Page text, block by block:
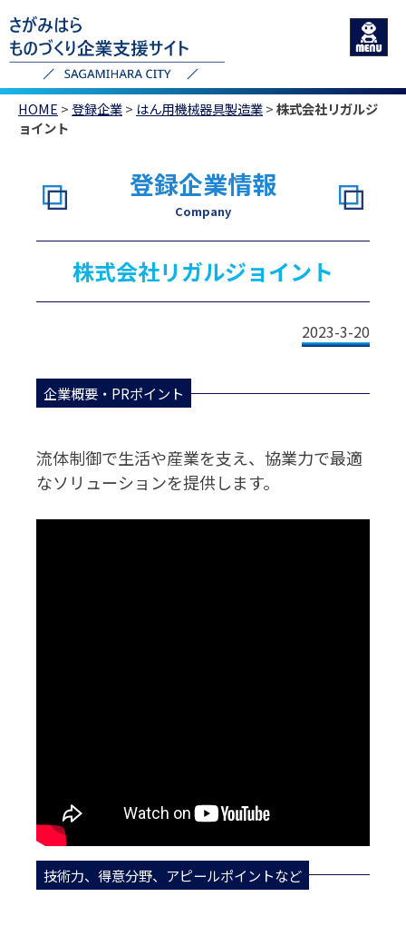
HOME >登録企業> はん用機械器具製造業>株式会社リガルジ
ョイント
登録企業情報
Company
株式会社リガルジョイント
2023-3-20
企業概要・PRポイント
流体制御で生活や産業を支え、協業力で最適
なソリューションを提供します。
技術力、得意分野、アピールポイントなど